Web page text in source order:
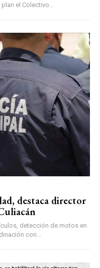
el Colectivo...
destaca director
detección de motos en
con...